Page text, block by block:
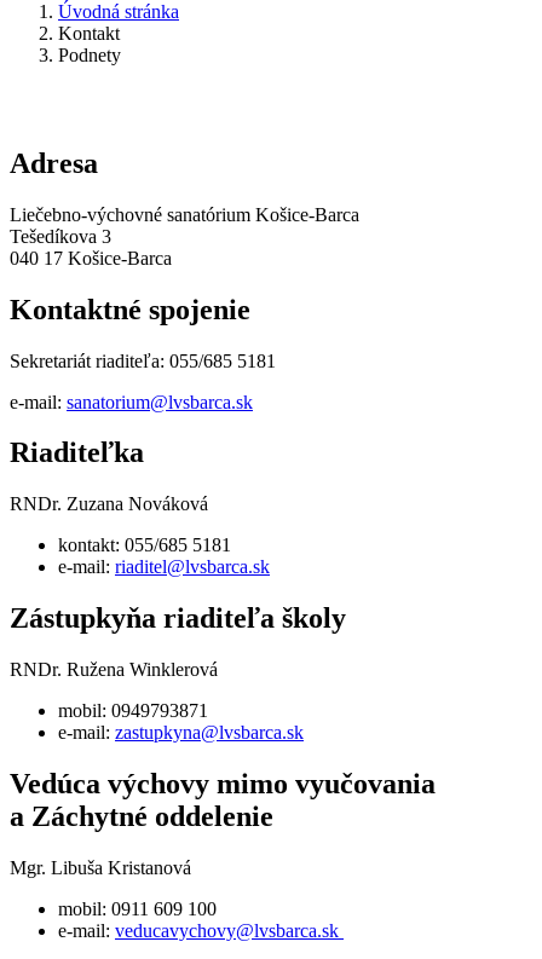
Úvodná stránka
Kontakt
Podnety
Adresa
Liečebno-výchovné sanatórium Košice-Barca
Tešedíkova 3
040 17 Košice-Barca
Kontaktné spojenie
Sekretariát riaditeľa: 055/685 5181
e-mail: sanatorium@lvsbarca.sk
Riaditeľka
RNDr. Zuzana Nováková
kontakt: 055/685 5181
e-mail: riaditel@lvsbarca.sk
Zástupkyňa riaditeľa školy
RNDr. Ružena Winklerová
mobil: 0949793871
e-mail: zastupkyna@lvsbarca.sk
Vedúca výchovy mimo vyučovania
a Záchytné oddelenie
Mgr. Libuša Kristanová
mobil: 0911 609 100
e-mail: veducavychovy@lvsbarca.sk